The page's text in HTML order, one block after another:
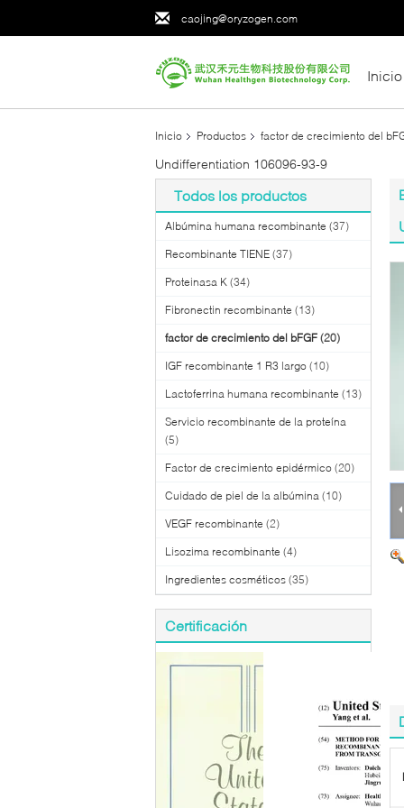
caojing@oryzogen.com
Inicio
Inicio Productos factor de crecimiento del
Undifferentiation 106096-93-9
Todos los productos
Albúmina humana recombinante (37)
Recombinante TIENE (37)
Proteinasa K (34)
Fibronectin recombinante (13)
factor de crecimiento del bFGF (20)
IGF recombinante 1 R3 largo (10)
Lactoferrina humana recombinante (13)
Servicio recombinante de la proteína
(5)
Factor de crecimiento epidérmico (20)
Cuidado de piel de la albúmina (10)
VEGF recombinante (2)
Lisozima recombinante (4)
Ingredientes cosméticos (35)
Certificación